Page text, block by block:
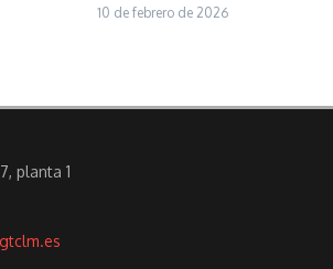
10 de febrero de 2026
planta 1